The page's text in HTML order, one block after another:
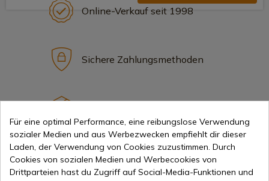
Online-Verkauf seit 1998
Sichere Zahlungsmethoden
Für eine optimal Performance, eine reibungslose Verwendung
sozialer Medien und aus Werbezwecken empfiehlt dir dieser
Laden, der Verwendung von Cookies zuzustimmen. Durch
Cookies von sozialen Medien und Werbecookies von
Drittparteien hast du Zugriff auf Social-Media-Funktionen und